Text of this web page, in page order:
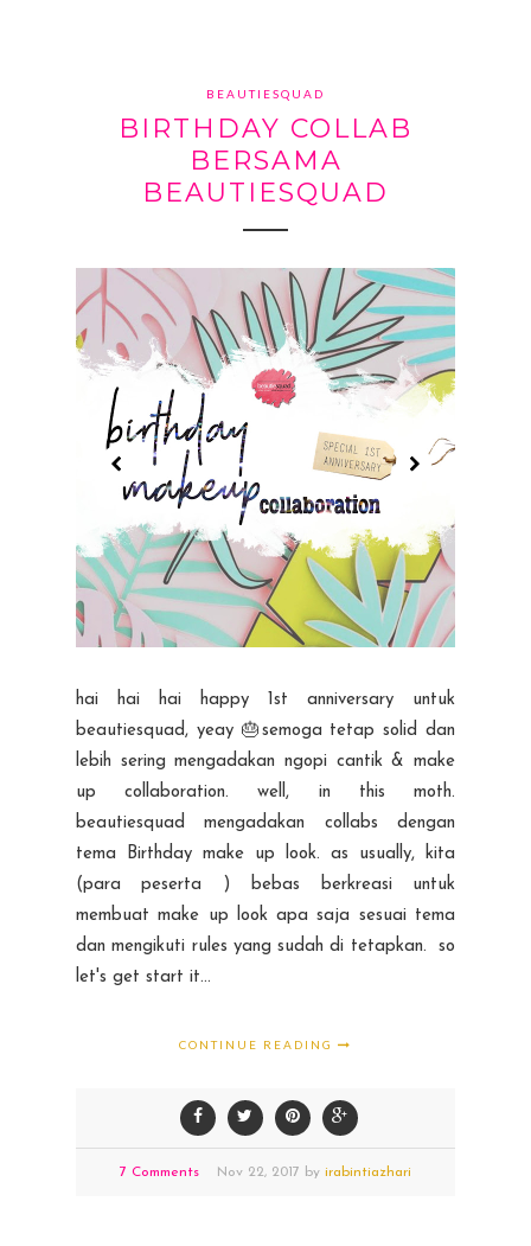
BEAUTIESQUAD
BIRTHDAY COLLAB
BERSAMA
BEAUTIESQUAD
hai hai hai happy 1st anniversary untuk
beautiesquad, yeay 🎂semoga tetap solid dan
lebih sering mengadakan ngopi cantik & make
up collaboration. well, in this moth.
beautiesquad mengadakan collabs dengan
tema Birthday make up look. as usually, kita
(para peserta ) bebas berkreasi untuk
membuat make up look apa saja sesuai tema
dan mengikuti rules yang sudah di tetapkan. so
let's get start it...
CONTINUE READING
7 Comments Nov 22, 2017 by irabintiazhari